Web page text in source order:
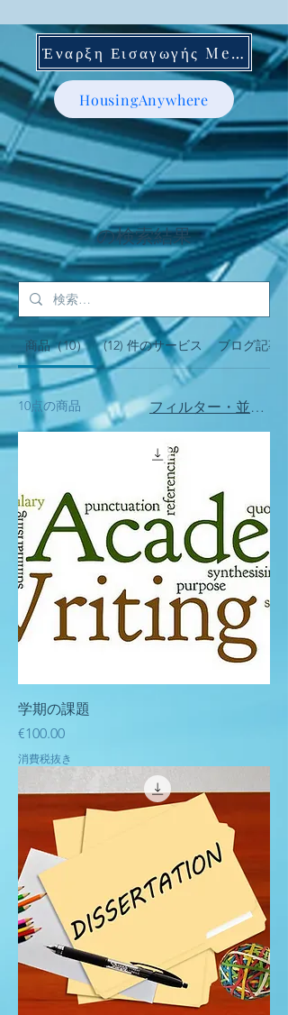
Έναρξη Εισαγωγής Mentoring
HousingAnywhere
の検索結果
商品（10） (12) 件のサービス ブログ記事
10点の商品 フィルター・並び替え
学期の課題
価格
€100.00
消費税抜き